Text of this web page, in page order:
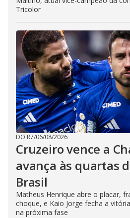
Tricolor
DO R7/06/08/2026
Cruzeiro vence a
avança às quartas
Brasil
Matheus Henrique abre o placar,
choque, e Kaio Jorge fecha a
na próxima fase